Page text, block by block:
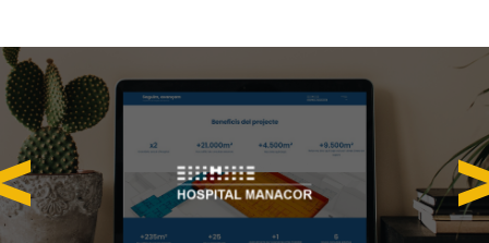
Diseño y desarrollo web
Ventas